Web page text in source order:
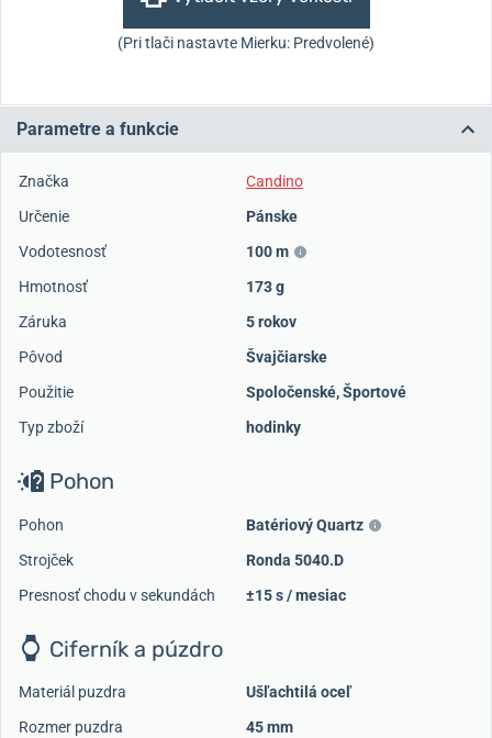
(Pri tlači nastavte Mierku: Predvolené)
Parametre a funkcie
Značka
Candino
Určenie
Pánske
Vodotesnosť
100 m
Hmotnosť
173 g
Záruka
5 rokov
Pôvod
Švajčiarske
Použitie
Spoločenské,Športové
Typ zboží
hodinky
Pohon
Pohon
Batériový Quartz
Strojček
Ronda 5040.D
Presnosť chodu v sekundách
±15 s / mesiac
Ciferník a púzdro
Materiál puzdra
Ušľachtilá oceľ
Rozmer puzdra
45 mm